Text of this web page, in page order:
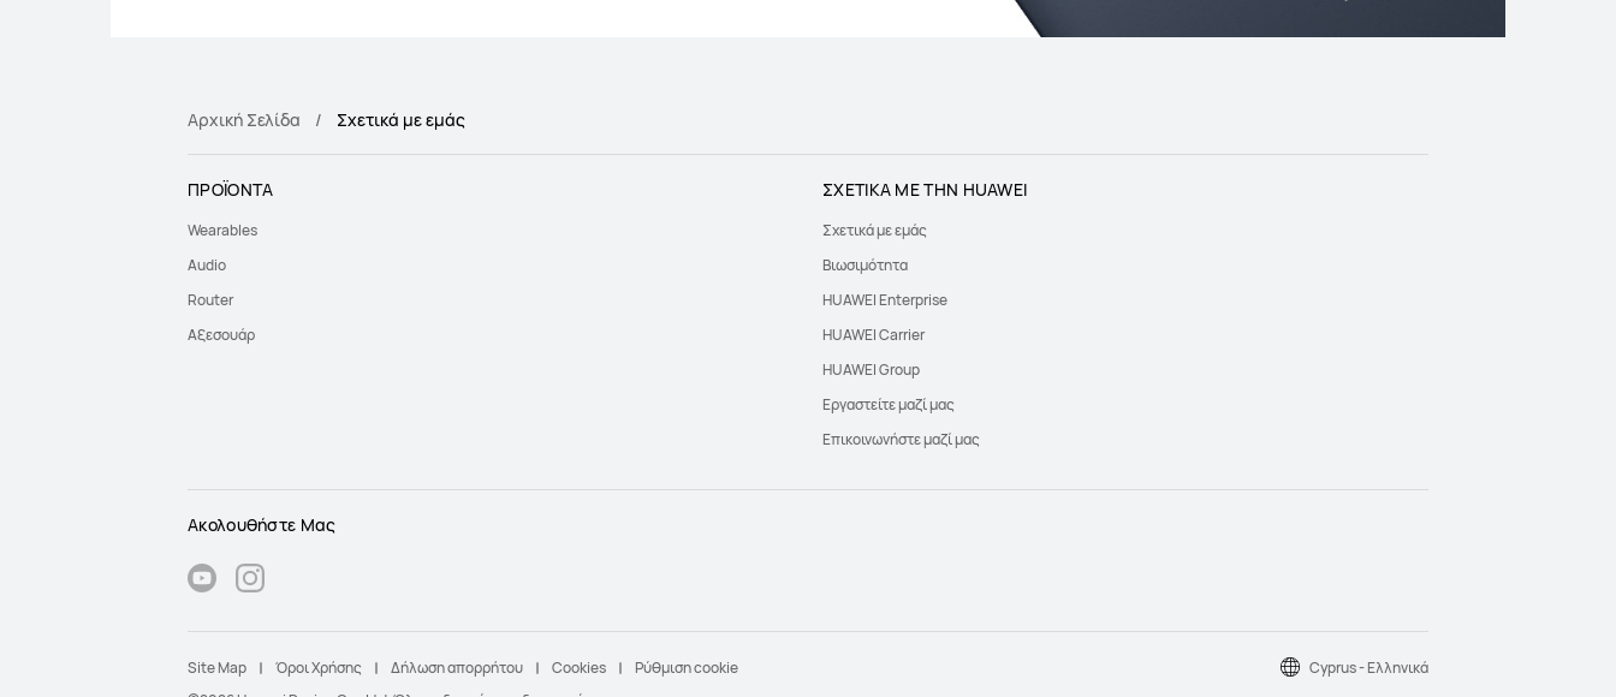
Αρχική Σελίδα Σχετικά με εμάς
ΠΡΟΪΟΝΤΑ
Wearables
Audio
Router
Αξεσουάρ
ΣΧΕΤΙΚΑ ΜΕ ΤΗΝ HUAWEI
Σχετικά με εμάς
Βιωσιμότητα
HUAWEI Enterprise
HUAWEI Carrier
HUAWEI Group
Εργαστείτε μαζί μας
Επικοινωνήστε μαζί μας
Ακολουθήστε Μας
Site Map Όροι Χρήσης Δήλωση απορρήτου Cookies Ρύθμιση cookie Cyprus - Ελληνικά